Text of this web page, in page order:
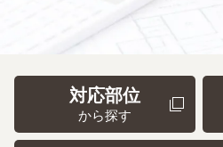
対応部位
から探す